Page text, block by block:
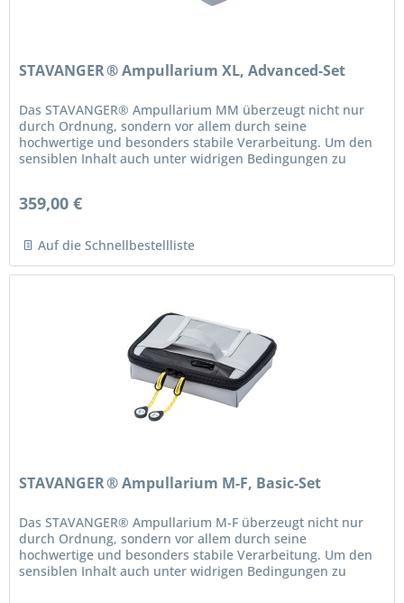
STAVANGER ® Ampullarium XL, Advanced-Set
Das STAVANGER® Ampullarium MM überzeugt nicht nur
durch Ordnung, sondern vor allem durch seine
hochwertige und besonders stabile Verarbeitung. Um den
sensiblen Inhalt auch unter widrigen Bedingungen zu
359,00 €
Auf die Schnellbestellliste
STAVANGER ® Ampullarium M-F, Basic-Set
Das STAVANGER® Ampullarium M-F überzeugt nicht nur
durch Ordnung, sondern vor allem durch seine
hochwertige und besonders stabile Verarbeitung. Um den
sensiblen Inhalt auch unter widrigen Bedingungen zu